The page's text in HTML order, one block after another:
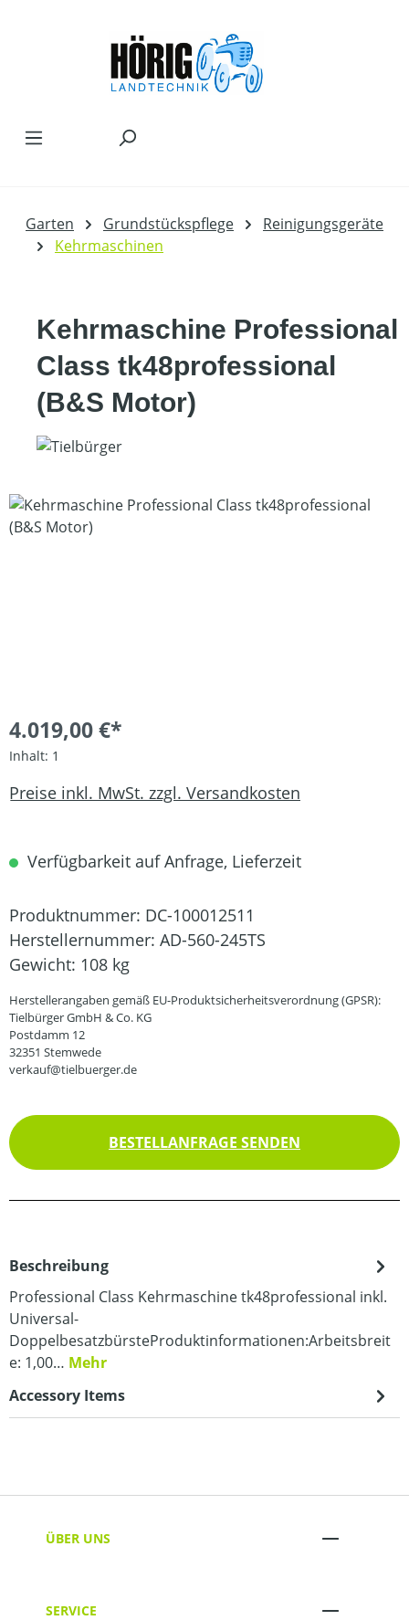
Garten Grundstückspflege
Reinigungsgeräte
Kehrmaschinen
Kehrmaschine Professional
Class tk48professional
(B&S Motor)
Bildergalerie überspringen
4.019,00 €*
Inhalt: 1
Preise inkl. MwSt. zzgl. Versandkosten
Verfügbarkeit auf Anfrage, Lieferzeit
Produktnummer: DC-100012511
Herstellernummer: AD-560-245TS
Gewicht: 108 kg
Herstellerangaben gemäß EU-Produktsicherheitsverordnung (GPSR):
Tielbürger GmbH & Co. KG
Postdamm 12
32351 Stemwede
verkauf@tielbuerger.de
BESTELLANFRAGE SENDEN
Beschreibung
Professional Class Kehrmaschine tk48professional inkl.
Universal-
DoppelbesatzbürsteProduktinformationen:Arbeitsbreit
e: 1,00… Mehr
Accessory Items
ÜBER UNS
SERVICE